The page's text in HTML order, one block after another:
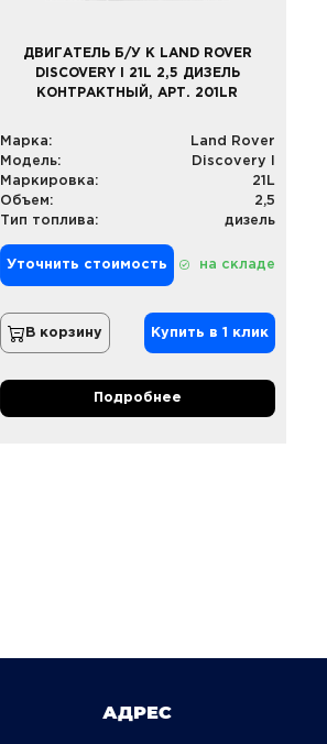
ДВИГАТЕЛЬ Б/У К LAND ROVER
DISCOVERY I 21L 2,5 ДИЗЕЛЬ
КОНТРАКТНЫЙ, АРТ. 201LR
Марка:
Land Rover
Модель:
Discovery I
Маркировка:
21L
Объем:
2,5
Тип топлива:
дизель
Уточнить стоимость на складе
В корзину Купить в 1 клик
Подробнее
АДРЕС